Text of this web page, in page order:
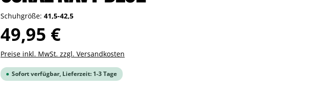
Schuhgröße: 41,5-42,5
Regulärer Preis:
49,95 €
Preise inkl. MwSt. zzgl. Versandkosten
Sofort verfügbar, Lieferzeit: 1-3 Tage